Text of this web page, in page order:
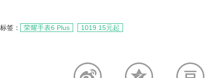
标签： 荣耀手表6 Plus 1019.15元起